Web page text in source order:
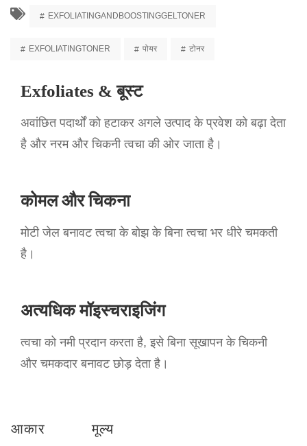
EXFOLIATINGANDBOOSTINGGELTONER
EXFOLIATINGTONER पोयर टोनर
Exfoliates & बूस्ट
अवांछित पदार्थों को हटाकर अगले उत्पाद के प्रवेश को बढ़ा देता
है और नरम और चिकनी त्वचा की ओर जाता है।
कोमल और चिकना
मोटी जेल बनावट त्वचा के बोझ के बिना त्वचा भर धीरे चमकती
है।
अत्यधिक मॉइस्चराइजिंग
त्वचा को नमी प्रदान करता है, इसे बिना सूखापन के चिकनी
और चमकदार बनावट छोड़ देता है।
आकार मूल्य